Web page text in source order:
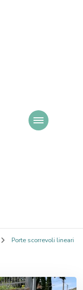
Porte scorrevoli lineari